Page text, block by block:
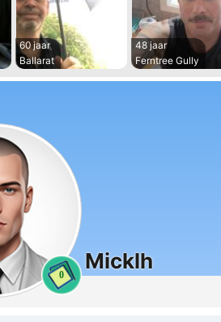
60 jaar
Ballarat
48 jaar
Ferntree Gully
0
Micklh